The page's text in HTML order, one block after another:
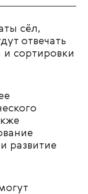
сёл,
отвечать
сортировки
развитие